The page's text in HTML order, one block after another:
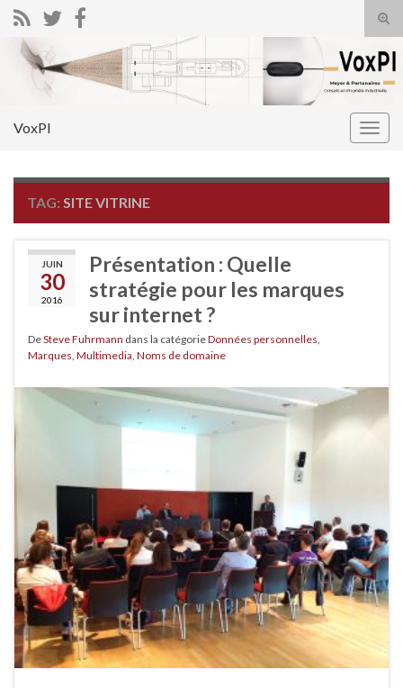
Search for:
VoxPI
TAG: SITE VITRINE
JUIN
30
2016
Présentation : Quelle
stratégie pour les marques
sur internet ?
DeSteve Fuhrmann dans la catégorieDonnées personnelles
Marques Multimedia Noms de domaine